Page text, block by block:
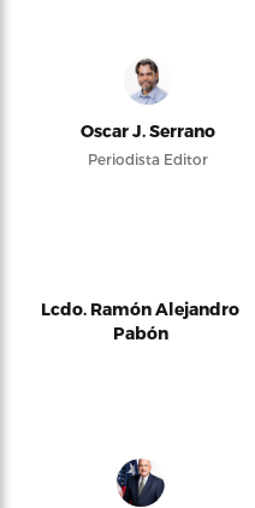
Oscar J. Serrano
Periodista Editor
Lcdo. Ramón Alejandro
Pabón